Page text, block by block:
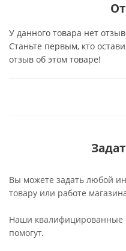
У данного товара нет
Станьте первым, кто
отзыв об этом товаре!
Вы можете задать любой
товару или работе
Наши квалифицированные
помогут.